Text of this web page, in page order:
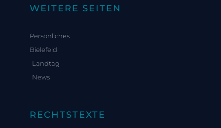
WEITERE SEITEN
Persönliches
Bielefeld
Landtag
News
RECHTSTEXTE